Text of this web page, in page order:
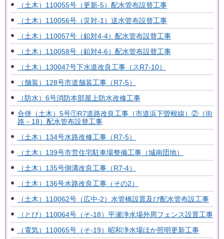
（土木）110055号（更新-5）配水管布設替工事
（土木）110056号（災対-1）送水管布設替工事
（土木）110057号（鉛対4-4）配水管布設替工事
（土木）110058号（鉛対4-6）配水管布設替工事
（土木）130047号下水道改良工事（スR7-10）
（舗装）128号市道舗装工事（R7-5）
（防水）6号消防本部屋上防水改修工事
合併（土木）5号①R7道路改良工事（市道浜下曽根線）②（街
路－18）配水管布設替工事
（土木）134号水路改修工事（R7-5）
（土木）139号市営住宅駐車場整備工事（城南団地）
（土木）135号側溝改良工事（R7-4）
（土木）136号水路改良工事（その2）
（土木）110062号（広中-2）水管橋設置及び配水管布設工事
（とび）110064号（そ-18）平瀬浄水場外周フェンス設置工事
（電気）110065号（そ-19）昭和浄水場ほか照明更新工事